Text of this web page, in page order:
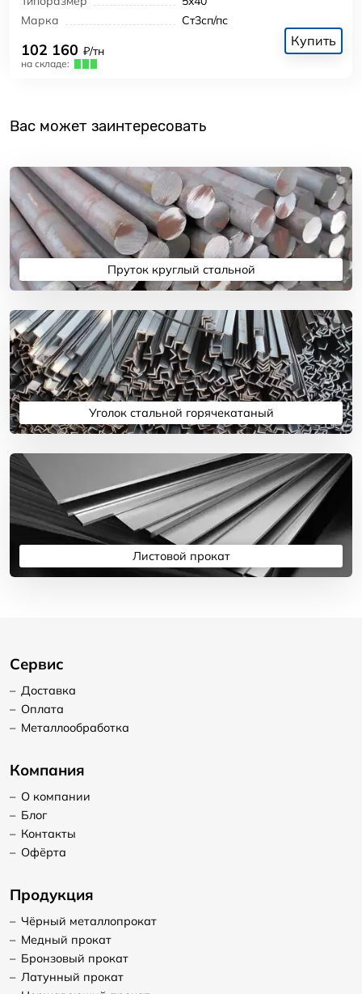
Марка
Ст3сп/пс
102 160 ₽/тн
на складе:
Купить
Вас может заинтересовать
Пруток круглый стальной
Подробнее
Уголок стальной горячекатаный
Подробнее
Листовой прокат
Подробнее
Сервис
– Доставка
– Оплата
– Металлообработка
Компания
– О компании
– Блог
– Контакты
– Офёрта
Продукция
– Чёрный металлопрокат
– Медный прокат
– Бронзовый прокат
– Латунный прокат